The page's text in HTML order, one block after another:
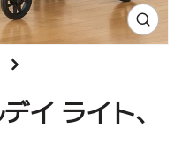
イ ライト、